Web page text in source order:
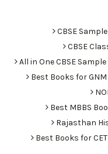
CBSE
CBSE
All in One CBSE
Best Books for
Best MBBS
Rajasthan
Best Books for